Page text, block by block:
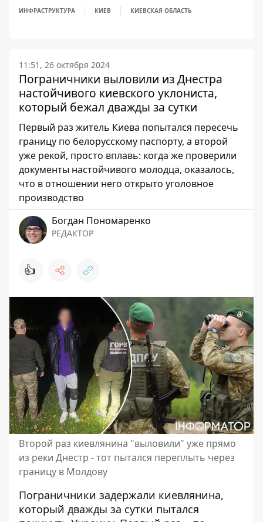
ИНФРАСТРУКТУРА КИЕВ КИЕВСКАЯ ОБЛАСТЬ
11:51, 26 октября 2024
Пограничники выловили из Днестра
настойчивого киевского уклониста,
который бежал дважды за сутки
Первый раз житель Киева попытался пересечь
границу по белорусскому паспорту, а второй
уже рекой, просто вплавь: когда же проверили
документы настойчивого молодца, оказалось,
что в отношении него открыто уголовное
производство
Богдан Пономаренко
РЕДАКТОР
👍
Второй раз киевлянина "выловили" уже прямо
из реки Днестр - тот пытался переплыть через
границу в Молдову
Пограничники задержали киевлянина,
который дважды за сутки пытался